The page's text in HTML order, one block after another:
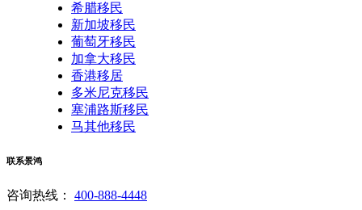
希腊移民
新加坡移民
葡萄牙移民
加拿大移民
香港移居
多米尼克移民
塞浦路斯移民
马其他移民
联系景鸿
咨询热线： 400-888-4448